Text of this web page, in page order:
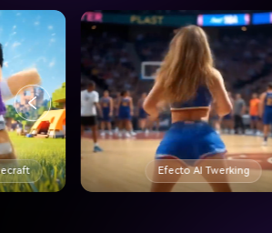
Efecto AI Twerking